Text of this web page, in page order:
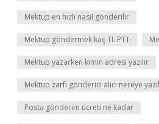
Mektup en hızlı nasıl gönderilir
Mektup göndermek kaç TL PTT
Mektup yazarken kimin adresi yazılır
Mektup zarfı gönderici alıcı nereye
Posta gönderim ücreti ne kadar